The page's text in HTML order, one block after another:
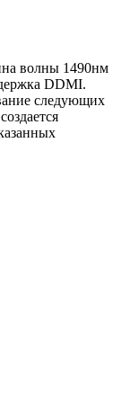
волны 1490нм
DDMI.
следующих